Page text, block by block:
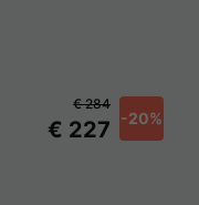
€ 227 -20%
€ 284